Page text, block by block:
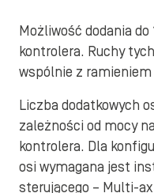
Możliwość dodania
kontrolera. Ruchy
wspólnie z ramieniem
Liczba dodatkowych
zależności od mocy
kontrolera. Dla
osi wymagana jest
sterującego – Multi-